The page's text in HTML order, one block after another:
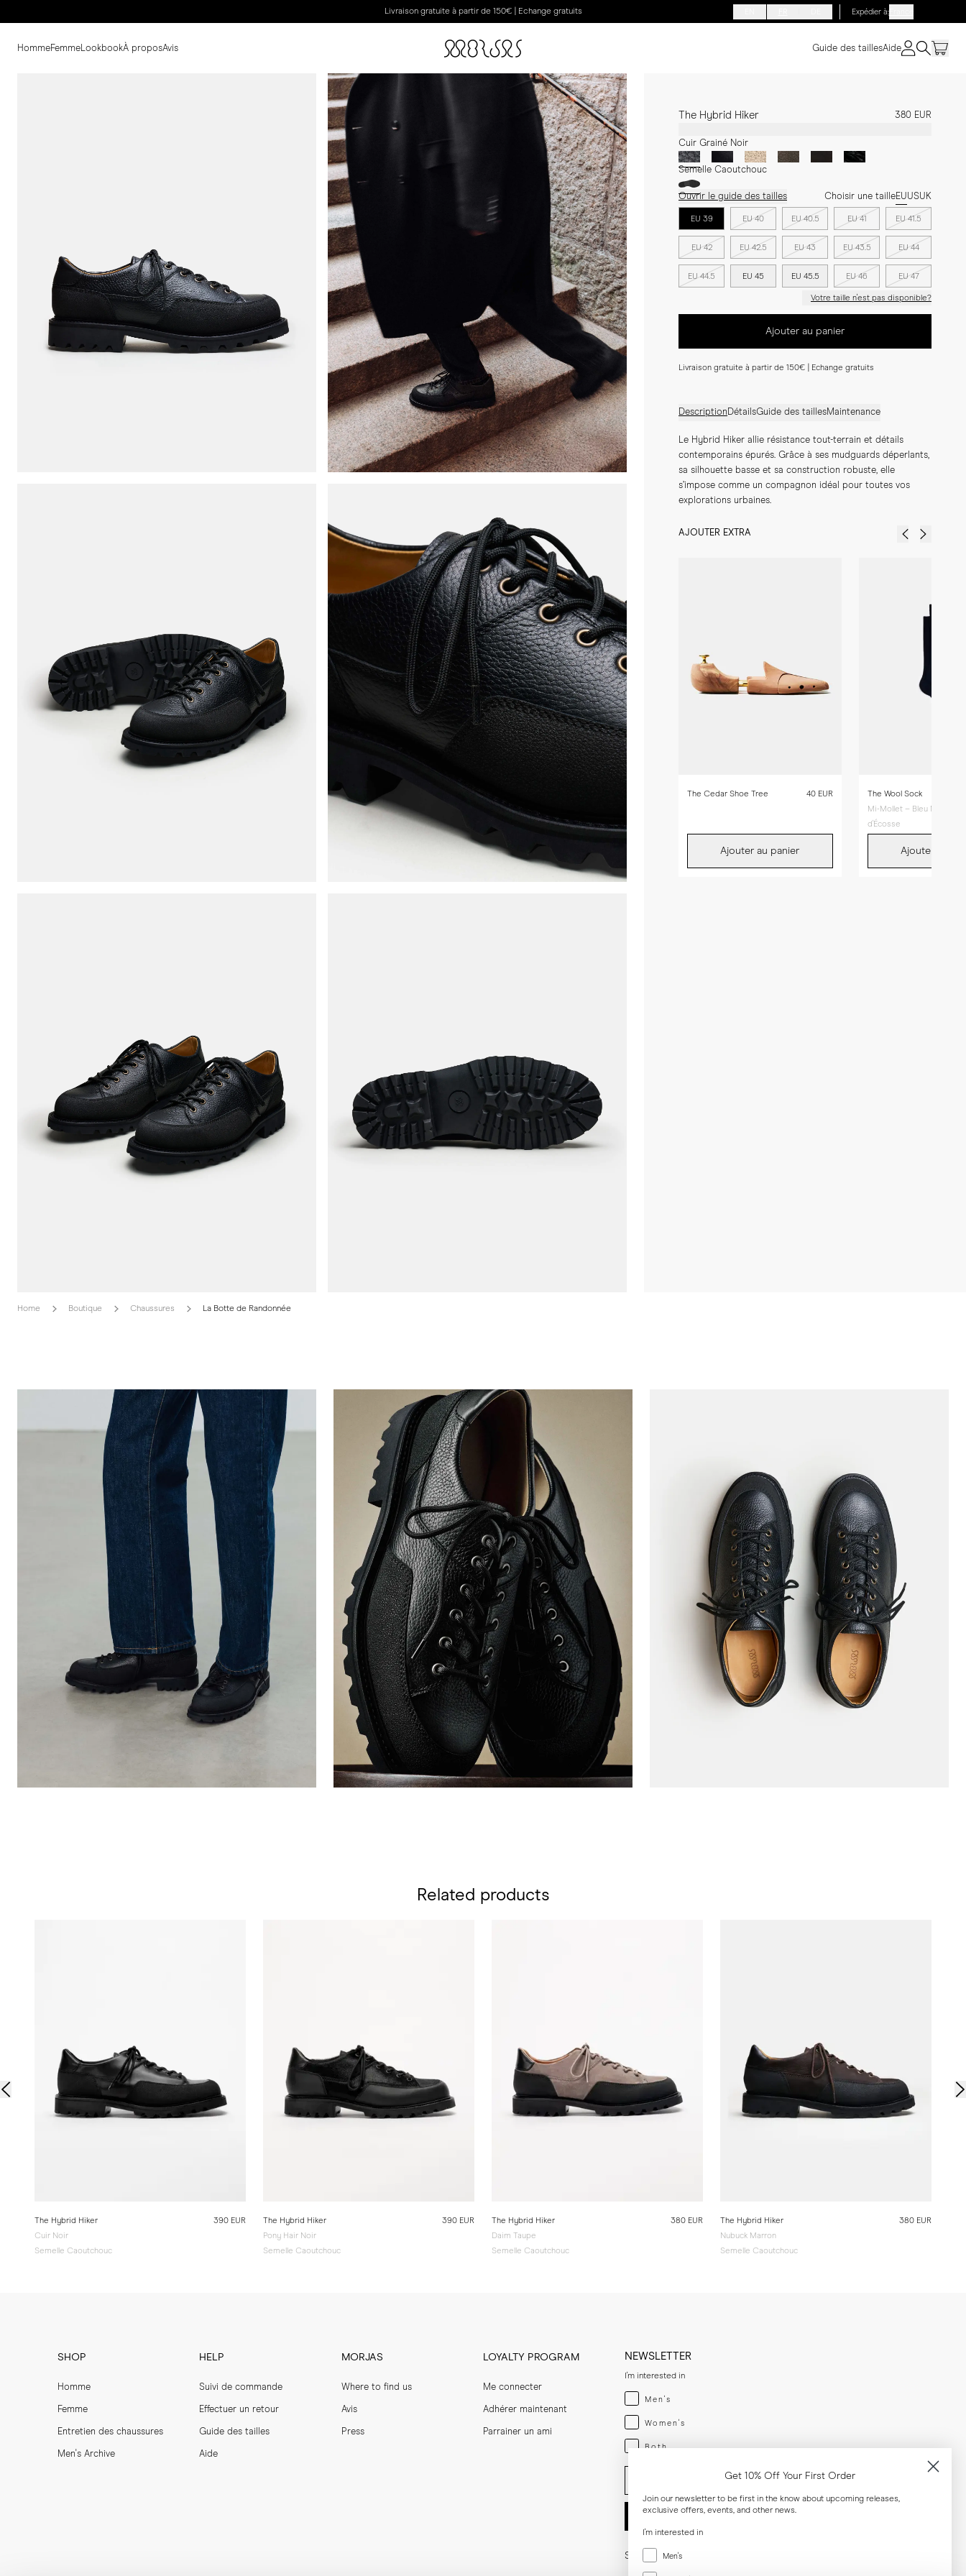
Livraison gratuite à partir de 150€ | Echange gratuits Expédier à:France
HommeFemme LookbookÀ proposAvis Guide des taillesAide
The Hybrid Hiker 380 EUR
Cuir Grainé Noir
Semelle Caoutchouc
Ouvrir le guide des tailles Choisir une tailleEUUSUK
EU 39 EU 40 EU 40.5 EU 41 EU 41.5
EU 42 EU 42.5 EU 43 EU 43.5 EU 44
EU 44.5 EU 45 EU 45.5 EU 46 EU 47
Votre taille n'est pas disponible?
Ajouter au panier
Livraison gratuite à partir de 150€ | Echange gratuits
DescriptionDétailsGuide des taillesMaintenance
Le Hybrid Hiker allie résistance tout-terrain et détails
contemporains épurés. Grâce à ses mudguards déperlants,
sa silhouette basse et sa construction robuste, elle
s’impose comme un compagnon idéal pour toutes vos
explorations urbaines.
AJOUTER EXTRA
The Cedar Shoe Tree 40 EUR
Ajouter au panier
The Wool Sock
Mi-Mollet – Bleu Marine Fil
d'Écosse
Ajouter au
Home Boutique Chaussures La Botte de Randonnée
Related products
The Hybrid Hiker
Cuir Noir
Semelle Caoutchouc
390 EUR
The Hybrid Hiker
Pony Hair Noir
Semelle Caoutchouc
390 EUR
The Hybrid Hiker
Daim Taupe
Semelle Caoutchouc
380 EUR
The Hybrid Hiker
Nubuck Marron
Semelle Caoutchouc
380 EUR
SHOP
Homme
Femme
Entretien des chaussures
Men's Archive
HELP
Suivi de commande
Effectuer un retour
Guide des tailles
Aide
MORJAS
Where to find us
Avis
Press
LOYALTY PROGRAM
Me connecter
Adhérer maintenant
Parrainer un ami
NEWSLETTER
I'm interested in
Menswear
Men's
Womenswear
Women's
Both
Both
Social
Get 10% Off Your First Order
Join our newsletter to be first in the know about upcoming releases,
exclusive offers, events, and other news.
I'm interested in
Menswear
Men's